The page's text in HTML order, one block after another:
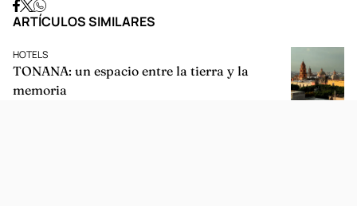
ARTÍCULOS SIMILARES
HOTELS
TONANA: un espacio entre la tierra y la
memoria